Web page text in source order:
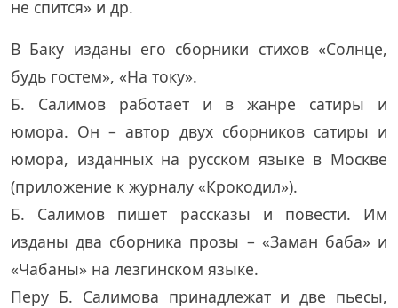
не спится» и др.
В Баку изданы его сборники стихов «Солнце,
будь гостем», «На току».
Б. Салимов работает и в жанре сатиры и
юмора. Он – автор двух сборников сатиры и
юмора, изданных на русском языке в Москве
(приложение к журналу «Крокодил»).
Б. Салимов пишет рассказы и повести. Им
изданы два сборника прозы – «Заман баба» и
«Чабаны» на лезгинском языке.
Перу Б. Салимова принадлежат и две пьесы,